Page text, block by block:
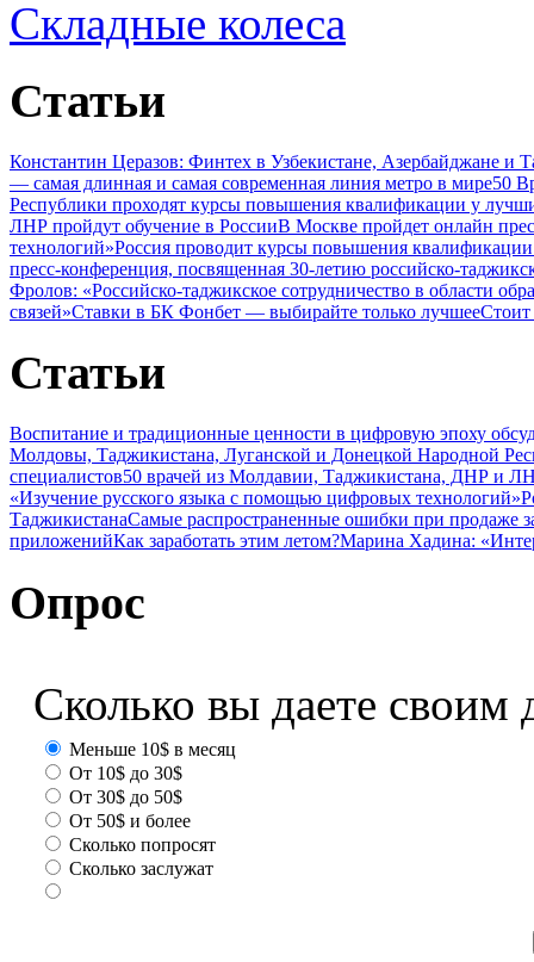
Складные колеса
Статьи
Константин Церазов: Финтех в Узбекистане, Азербайджане
— самая длинная и самая современная линия метро в мире50
Республики проходят курсы повышения квалификации у
ЛНР пройдут обучение в РоссииВ Москве пройдет онлайн
технологий»Россия проводит курсы повышения квалификации
пресс-конференция, посвященная 30-летию российско-
Фролов: «Российско-таджикское сотрудничество в области
связей»Ставки в БК Фонбет — выбирайте только лучшееСтоит
Статьи
Воспитание и традиционные ценности в цифровую эпоху
Молдовы, Таджикистана, Луганской и Донецкой Народной
специалистов50 врачей из Молдавии, Таджикистана, ДНР и
«Изучение русского языка с помощью цифровых технологий»
ТаджикистанаСамые распространенные ошибки при продаже
приложенийКак заработать этим летом?Марина Хадина:
Опрос
Сколько вы даете своим
Меньше 10$ в месяц
От 10$ до 30$
От 30$ до 50$
От 50$ и более
Сколько попросят
Сколько заслужат